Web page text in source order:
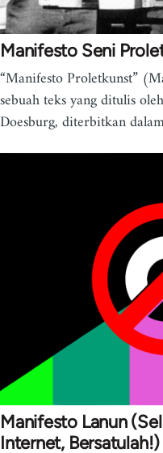
Manifesto Seni
“Manifesto Proletkunst”
sebuah teks yang ditulis
Doesburg, diterbitkan
Manifesto Lanun
Internet, Bersatulah!)